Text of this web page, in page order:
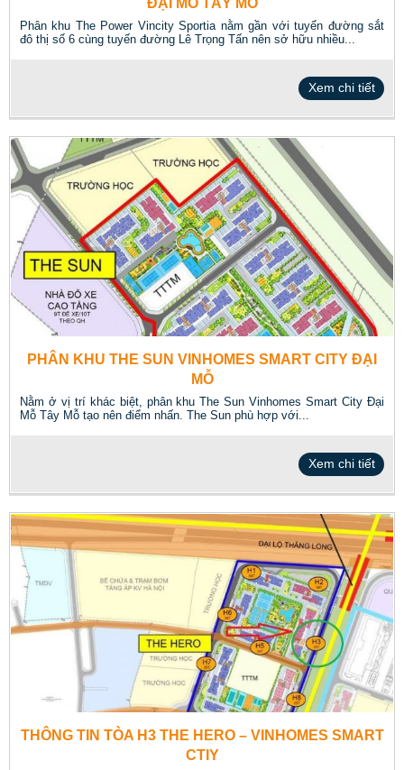
ĐẠI MỖ TÂY MỖ
Phân khu The Power Vincity Sportia nằm gần với tuyến đường sắt
đô thị số 6 cùng tuyến đường Lê Trọng Tấn nên sở hữu nhiều...
Xem chi tiết
PHÂN KHU THE SUN VINHOMES SMART CITY ĐẠI
MỖ
Nằm ở vị trí khác biệt, phân khu The Sun Vinhomes Smart City Đại
Mỗ Tây Mỗ tạo nên điểm nhấn. The Sun phù hợp với...
Xem chi tiết
THÔNG TIN TÒA H3 THE HERO – VINHOMES SMART
CTIY